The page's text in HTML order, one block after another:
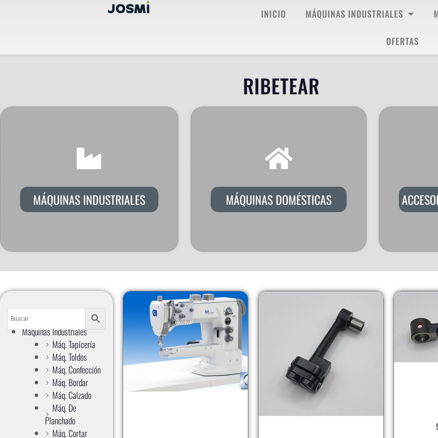
INICIO MÁQUINAS INDUSTRIALES
OFERTAS
RIBETEAR
MÁQUINAS INDUSTRIALES MÁQUINAS DOMÉSTICAS
Máquinas Industriales
Máq. Tapicería
Máq. Toldos
Máq. Confección
Máq. Bordar
Máq. Calzado
Máq. De
Planchado
Máq. Cortar